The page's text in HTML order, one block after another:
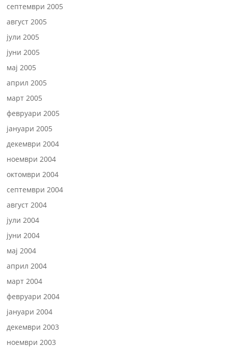
септември 2005
август 2005
јули 2005
јуни 2005
мај 2005
април 2005
март 2005
февруари 2005
јануари 2005
декември 2004
ноември 2004
октомври 2004
септември 2004
август 2004
јули 2004
јуни 2004
мај 2004
април 2004
март 2004
февруари 2004
јануари 2004
декември 2003
ноември 2003